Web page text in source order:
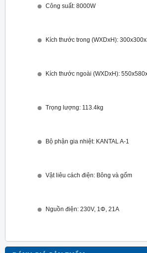
Công suất: 8000W
Kích thước trong (WXDxH):
Kích thước ngoài (WXDxH):
Trọng lượng: 113.4kg
Bộ phận gia nhiệt: KANTAL A-1
Vật liêu cách điện: Bông và gốm
Nguồn điện: 230V, 1Φ, 21A